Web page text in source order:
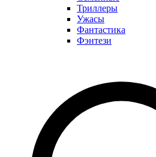
Триллеры
Ужасы
Фантастика
Фэнтези